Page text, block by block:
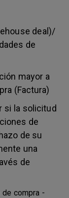
deal)/
de
mayor a
(Factura)
si la solicitud
de
de su
una
de
compra -